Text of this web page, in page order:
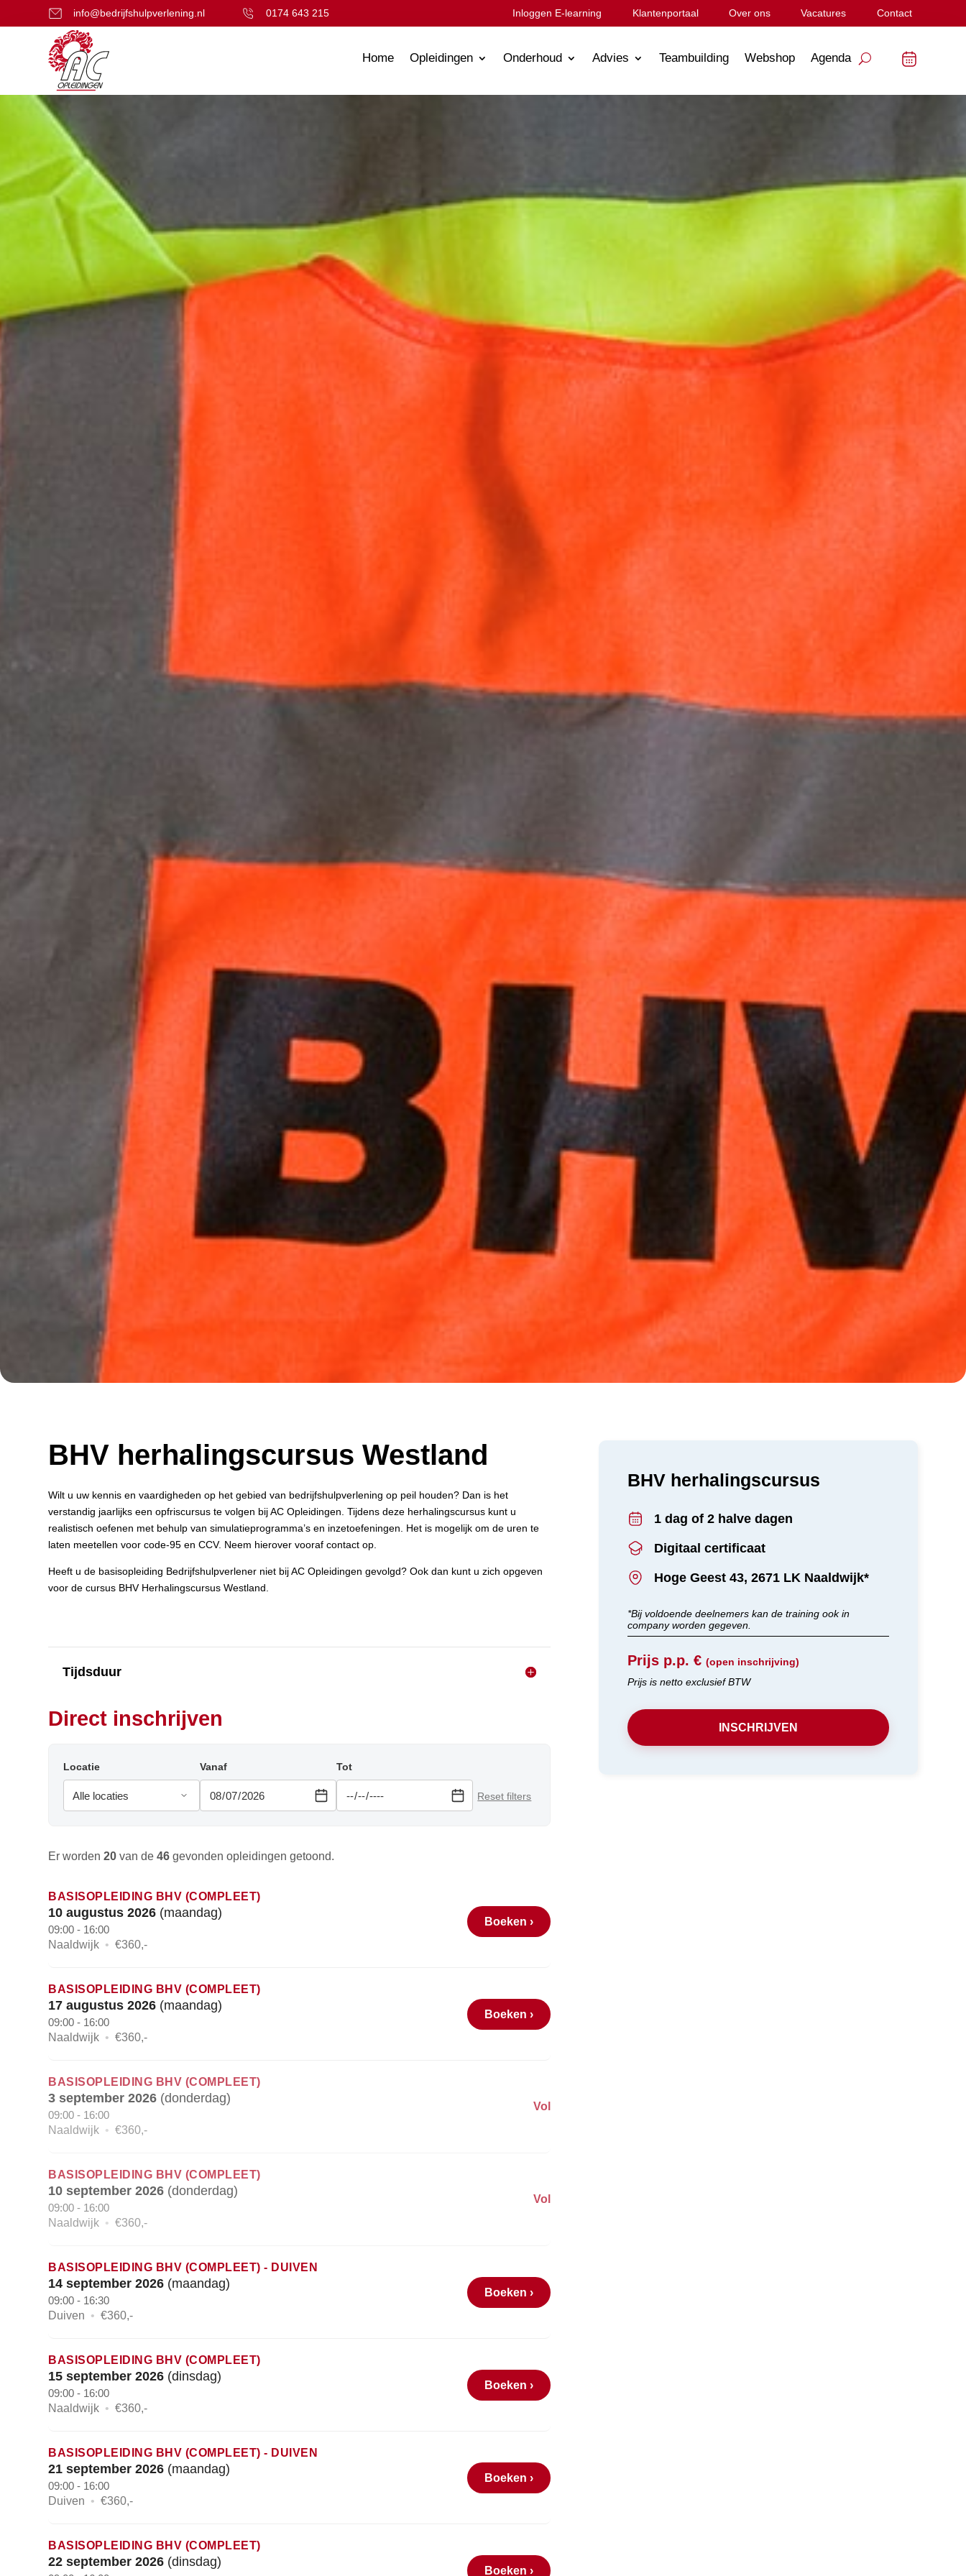
info@bedrijfshulpverlening.nl 0174 643 215 Contact
Vacatures
Over ons
Klantenportaal
Inloggen E-learning
Home Opleidingen Onderhoud Advies Teambuilding Webshop Agenda
BHV herhalingscursus Westland
Wilt u uw kennis en vaardigheden op het gebied van bedrijfshulpverlening op peil houden? Dan is het
verstandig jaarlijks een opfriscursus te volgen bij AC Opleidingen. Tijdens deze herhalingscursus kunt u
realistisch oefenen met behulp van simulatieprogramma’s en inzetoefeningen. Het is mogelijk om de uren te
laten meetellen voor code-95 en CCV. Neem hierover vooraf contact op.
Heeft u de basisopleiding Bedrijfshulpverlener niet bij AC Opleidingen gevolgd? Ook dan kunt u zich opgeven
voor de cursus BHV Herhalingscursus Westland.
Tijdsduur
Direct inschrijven
Locatie Vanaf Tot
Reset filters
Er worden20 van de46 gevonden opleidingen getoond.
BASISOPLEIDING BHV (COMPLEET)
10 augustus 2026 (maandag)
09:00 - 16:00
Naaldwijk • €360,-
Boeken ›
BASISOPLEIDING BHV (COMPLEET)
17 augustus 2026 (maandag)
09:00 - 16:00
Naaldwijk • €360,-
Boeken ›
BASISOPLEIDING BHV (COMPLEET)
3 september 2026 (donderdag)
09:00 - 16:00
Naaldwijk • €360,-
Vol
BASISOPLEIDING BHV (COMPLEET)
10 september 2026 (donderdag)
09:00 - 16:00
Naaldwijk • €360,-
Vol
BASISOPLEIDING BHV (COMPLEET) - DUIVEN
14 september 2026 (maandag)
09:00 - 16:30
Duiven • €360,-
Boeken ›
BASISOPLEIDING BHV (COMPLEET)
15 september 2026 (dinsdag)
09:00 - 16:00
Naaldwijk • €360,-
Boeken ›
BASISOPLEIDING BHV (COMPLEET) - DUIVEN
21 september 2026 (maandag)
09:00 - 16:00
Duiven • €360,-
Boeken ›
BASISOPLEIDING BHV (COMPLEET)
22 september 2026 (dinsdag)
Boeken ›
BHV herhalingscursus
1 dag of 2 halve dagen
Digitaal certificaat
Hoge Geest 43, 2671 LK Naaldwijk*
*Bij voldoende deelnemers kan de training ook in
company worden gegeven.
Prijs p.p. € (open inschrijving)
Prijs is netto exclusief BTW
INSCHRIJVEN